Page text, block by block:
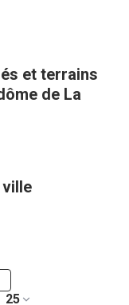
et terrains
de La
25